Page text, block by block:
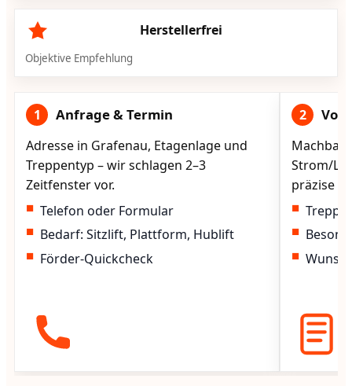
Herstellerfrei
Objektive Empfehlung
1 Anfrage & Termin
Adresse in Grafenau, Etagenlage und
Treppentyp – wir schlagen 2–3
Zeitfenster vor.
Telefon oder Formular
Bedarf: Sitzlift, Plattform, Hublift
Förder-Quickcheck
2
Strom/
präzise